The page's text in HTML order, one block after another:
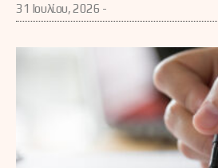
31 Ιουλίου, 2026 -